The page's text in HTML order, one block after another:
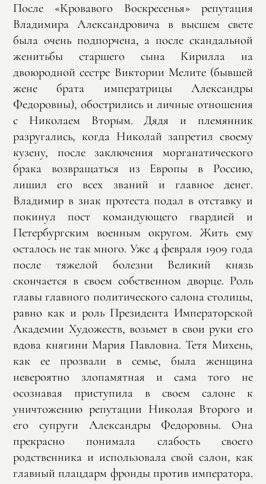
После «Кровавого Воскресенья» репутация
Владимира Александровича в высшем свете
была очень подпорчена, а после скандальной
женитьбы старшего сына Кирилла на
двоюродной сестре Виктории Мелите (бывшей
жене брата императрицы Александры
Федоровны), обострились и личные отношения
с Николаем Вторым. Дядя и племянник
разругались, когда Николай запретил своему
кузену, после заключения морганатического
брака возвращаться из Европы в Россию,
лишил его всех званий и главное денег.
Владимир в знак протеста подал в отставку и
покинул пост командующего гвардией и
Петербургским военным округом. Жить ему
осталось не так много. Уже 4 февраля 1909 года
после тяжелой болезни Великий князь
скончается в своем собственном дворце. Роль
главы главного политического салона столицы,
равно как и роль Президента Императорской
Академии Художеств, возьмет в свои руки его
вдова княгини Мария Павловна. Тетя Михень,
как ее прозвали в семье, была женщина
невероятно злопамятная и сама того не
осознавая приступила в своем салоне к
уничтожению репутации Николая Второго и
его супруги Александры Федоровны. Она
прекрасно понимала слабость своего
родственника и использовала свой салон, как
главный плацдарм фронды против императора.